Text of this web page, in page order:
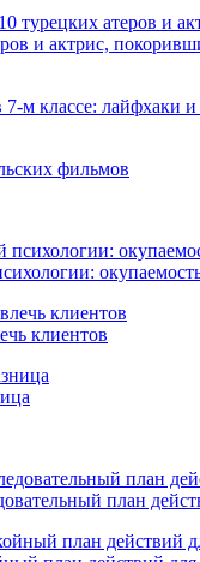
и актрис,
7-м классе: лайфхаки
фильмов
клиентов
план